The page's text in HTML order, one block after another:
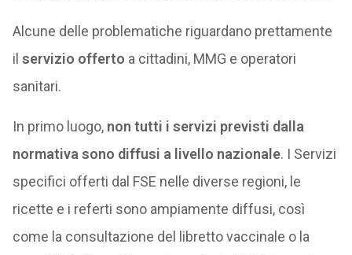
Alcune delle problematiche riguardano prettamente
il servizio offerto a cittadini, MMG e operatori
sanitari.
In primo luogo, non tutti i servizi previsti dalla
normativa sono diffusi a livello nazionale. I Servizi
specifici offerti dal FSE nelle diverse regioni, le
ricette e i referti sono ampiamente diffusi, così
come la consultazione del libretto vaccinale o la